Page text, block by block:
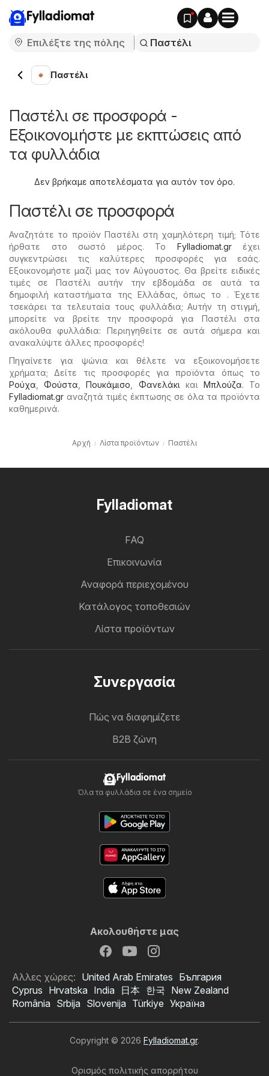
Fylladiomat
Παστέλι
Παστέλι σε προσφορά -
Εξοικονομήστε με εκπτώσεις από
τα φυλλάδια
Δεν βρήκαμε αποτελέσματα για αυτόν τον όρο.
Παστέλι σε προσφορά
Αναζητάτε το προϊόν Παστέλι στη χαμηλότερη τιμή; Τότε
ήρθατε στο σωστό μέρος. Το Fylladiomat.grέχει
συγκεντρώσει τις καλύτερες προσφορές για εσάς.
Εξοικονομήστε μαζί μας τον Αύγουστος. Θα βρείτε ειδικές
τιμές σε Παστέλι αυτήν την εβδομάδα σε αυτά τα
δημοφιλή καταστήματα της Ελλάδας, όπως το . Έχετε
τσεκάρει τα τελευταία τους φυλλάδια; Αυτήν τη στιγμή,
μπορείτε να βρείτε την προσφορά για Παστέλι στα
ακόλουθα φυλλάδια: Περιηγηθείτε σε αυτά σήμερα και
ανακαλύψτε άλλες προσφορές!
Πηγαίνετε για ψώνια και θέλετε να εξοικονομήσετε
χρήματα; Δείτε τις προσφορές για προϊόντα όπως το
Ρούχα ,Φούστα ,Πουκάμισο Φανελάκι και Μπλούζα. Το
Fylladiomat.gr αναζητά τιμές έκπτωσης σε όλα τα προϊόντα
καθημερινά.
Αρχή Λίστα προϊόντων Παστέλι
Fylladiomat
FAQ
Επικοινωνία
Αναφορά περιεχομένου
Κατάλογος τοποθεσιών
Λίστα προϊόντων
Συνεργασία
Πώς να διαφημίζετε
B2B ζώνη
Fylladiomat
Όλα τα φυλλάδια σε ένα σημείο
Ακολουθήστε μας
Αλλες χώρες: United Arab Emirates България
Cyprus Hrvatska India 日本 한국 New Zealand
România Srbija Slovenija Türkiye Україна
Copyright © 2026 Fylladiomat.gr.
Ορισμός πολιτικής απορρήτου